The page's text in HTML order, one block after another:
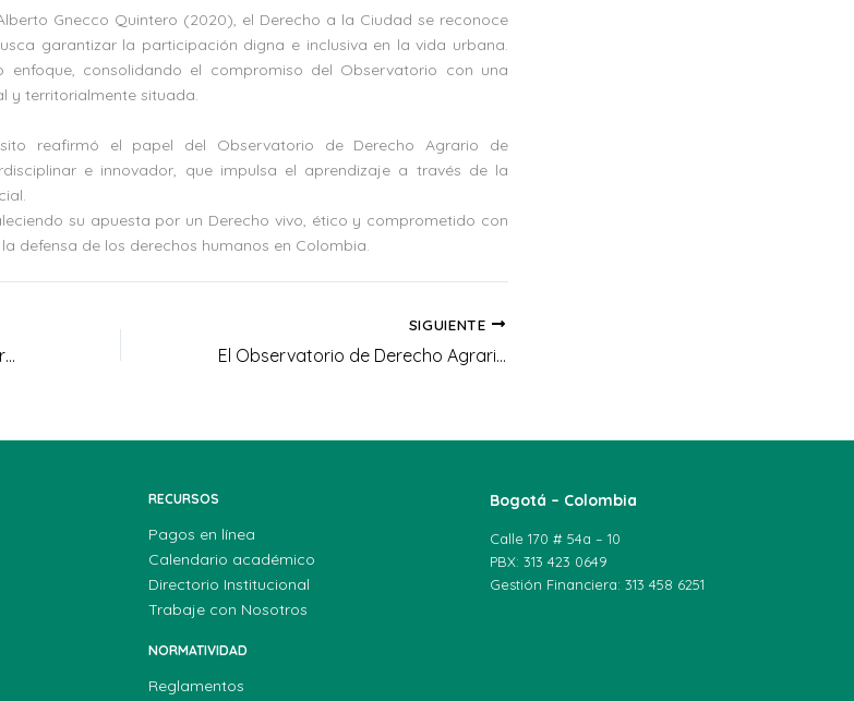
Gnecco Quintero (2020), el Derecho a la Ciudad se reconoce
garantizar la participación digna e inclusiva en la vida urbana.
enfoque, consolidando el compromiso del Observatorio con una
y territorialmente situada.
reafirmó el papel del Observatorio de Derecho Agrario de
e innovador, que impulsa el aprendizaje a través de la
su apuesta por un Derecho vivo, ético y comprometido con
defensa de los derechos humanos en Colombia.
UNIAGRARIA participó en el Congreso Nacional e Internacional sobre Educación Rural y Género realizado en el ISER de Pamplona
SIGUIENTE
El Observatorio de Derecho Agrario lideró la moderación de mesas académicas en el Congreso Internacional de Investigación
RECURSOS
Pagos en línea
Calendario académico
Directorio Institucional
Trabaje con Nosotros
NORMATIVIDAD
Reglamentos
Bogotá – Colombia
Calle 170 # 54a – 10
PBX: 313 423 0649
Gestión Financiera: 313 458 6251